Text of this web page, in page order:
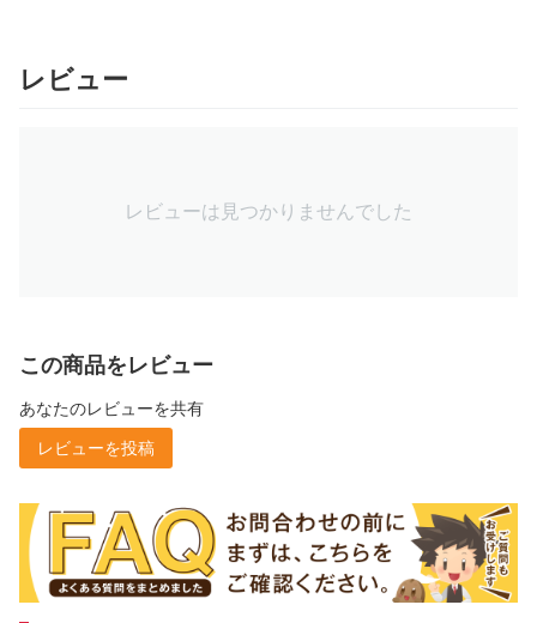
レビュー
レビューは見つかりませんでした
この商品をレビュー
あなたのレビューを共有
レビューを投稿